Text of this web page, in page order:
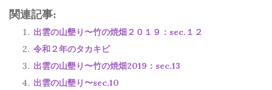
関連記事:
出雲の山墾り〜竹の焼畑２０１９：sec.１２
令和２年のタカキビ
出雲の山墾り〜竹の焼畑2019：sec.13
出雲の山墾り〜sec.10